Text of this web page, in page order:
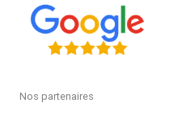
Nos partenaires